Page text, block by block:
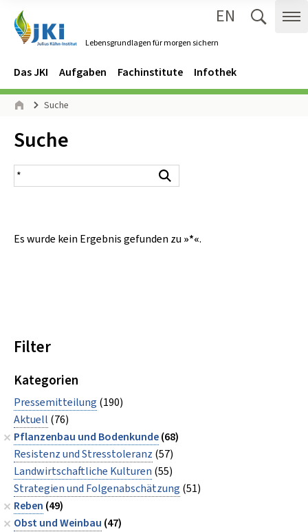
Lebensgrundlagen für morgen sichern
EN
Navigation
Hauptmenü
Das JKI Aufgaben Fachinstitute Infothek
Seitenpfad
Suche
Inhalt:
Suche
Suchergebnis
Es wurde kein Ergebnis gefunden zu »*«.
Filter
Kategorien
Pressemitteilung (190)
Aktuell (76)
Pflanzenbau und Bodenkunde(68)
Resistenz und Stresstoleranz (57)
Landwirtschaftliche Kulturen (55)
Strategien und Folgenabschätzung (51)
Reben (49)
Obst und Weinbau (47)